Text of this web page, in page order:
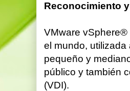
Reconocimiento
VMware vSphere®
el mundo,
pequeño y
público y también
(VDI).